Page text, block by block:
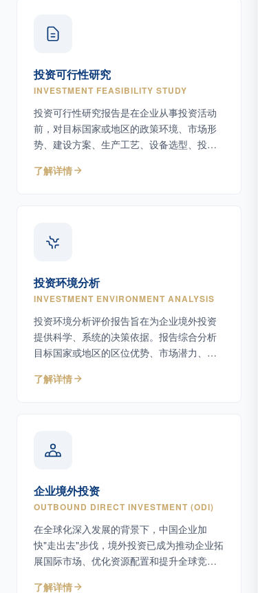
投资可行性研究
INVESTMENT FEASIBILITY STUDY
投资可行性研究报告是在企业从事投资活动
前，对目标国家或地区的政策环境、市场形
势、建设方案、生产工艺、设备选型、投资
与论证，评估项目可行性、经济效益和社会
了解详情
投资环境分析
INVESTMENT ENVIRONMENT ANALYSIS
投资环境分析评价报告旨在为企业境外投资
提供科学、系统的决策依据。报告综合分析
目标国家或地区的区位优势、市场潜力、自
环境等核心因素，帮助企业识别机遇与风
了解详情
企业境外投资
OUTBOUND DIRECT INVESTMENT (ODI)
在全球化深入发展的背景下，中国企业加
快"走出去"步伐，境外投资已成为推动企业拓
展国际市场、优化资源配置和提升全球竞争
了解详情